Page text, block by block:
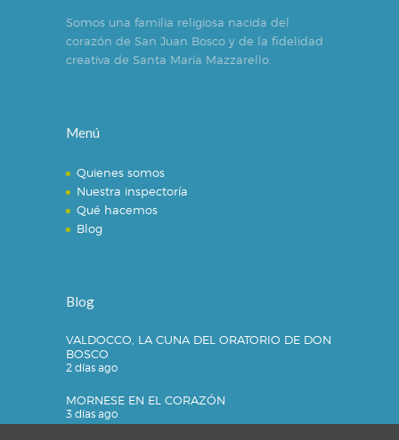
Somos una familia religiosa nacida del
corazón de San Juan Bosco y de la fidelidad
creativa de Santa María Mazzarello.
Menú
Quienes somos
Nuestra inspectoría
Qué hacemos
Blog
Blog
VALDOCCO, LA CUNA DEL ORATORIO DE DON
BOSCO
2 días ago
MORNESE EN EL CORAZÓN
3 días ago